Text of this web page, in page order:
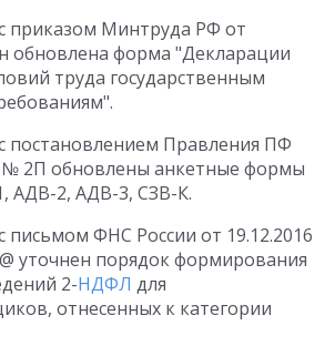
приказом Минтруда РФ от
обновлена форма "Декларации
труда государственным
постановлением Правления ПФ
№ 2П обновлены анкетные формы
АДВ-2, АДВ-3, СЗВ-К.
письмом ФНС России от 19.12.2016
уточнен порядок формирования
2-НДФЛ для
отнесенных к категории